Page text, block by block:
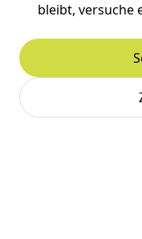
bleibt, versuche